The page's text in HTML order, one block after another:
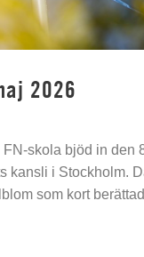
2026
skola bjöd in den
kansli i Stockholm.
som kort